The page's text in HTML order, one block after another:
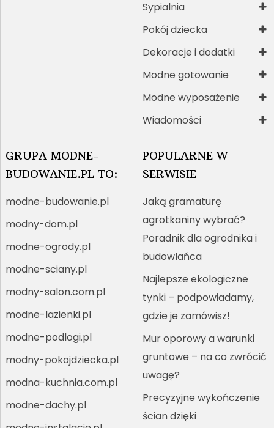
Sypialnia
Pokój dziecka
Dekoracje i dodatki
Modne gotowanie
Modne wyposażenie
Wiadomości
GRUPA MODNE-
BUDOWANIE.PL TO:
modne-budowanie.pl
modny-dom.pl
modne-ogrody.pl
modne-sciany.pl
modny-salon.com.pl
modne-lazienki.pl
modne-podlogi.pl
modny-pokojdziecka.pl
modna-kuchnia.com.pl
modne-dachy.pl
POPULARNE W
SERWISIE
Jaką gramaturę
agrotkaniny wybrać?
Poradnik dla ogrodnika i
budowlańca
Najlepsze ekologiczne
tynki – podpowiadamy,
gdzie je zamówisz!
Mur oporowy a warunki
gruntowe – na co zwrócić
uwagę?
Precyzyjne wykończenie
ścian dzięki